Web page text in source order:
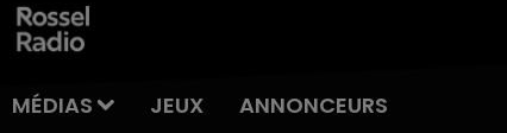
MÉDIAS JEUX ANNONCEURS